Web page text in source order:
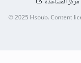
© 2025 Hsoub.Content